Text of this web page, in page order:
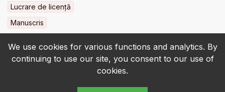
We use cookies for various functions and analytics. By
continuing to use our site, you consent to our use of
cookies.
Lucrare de licență
Manuscris
© 2022-2026 • BCU „Carol I” - All rights reserved.